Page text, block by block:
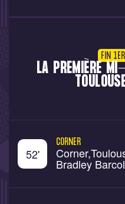
FIN
LA PREMIÈRE
52'
CORNER
Bradley